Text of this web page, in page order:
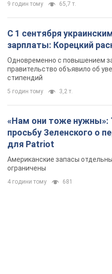
9 годин тому 65,7 т.
С 1 сентября
зарплаты: Корецкий
Одновременно с повышением
правительство объявило об
стипендий
5 годин тому 3,2 т.
«Нам они тоже нужны»:
просьбу Зеленского о
для Patriot
Американские запасы
ограничены
4 години тому 681